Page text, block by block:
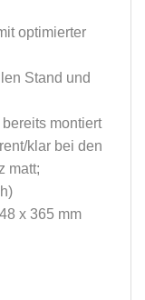
optimierter
Stand und
montiert
klar bei den
matt;
x 365 mm